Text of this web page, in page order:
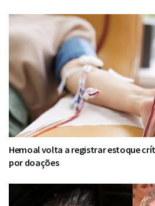
Hemoal volta a registrar estoque
por doações